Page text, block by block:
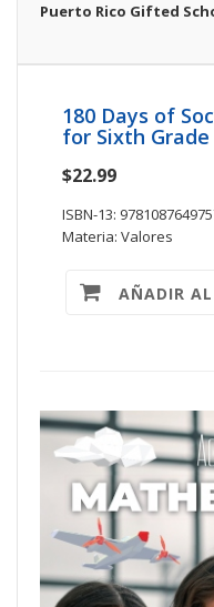
Puerto Rico Gifted
180 Days of
for Sixth Grade
$22.99
ISBN-13:
Materia: Valores
AÑADIR AL